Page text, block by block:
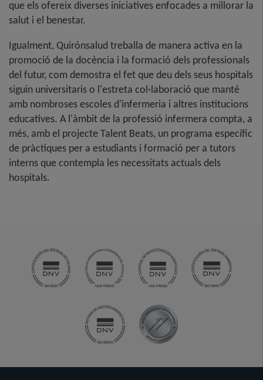
que els ofereix diverses iniciatives enfocades a millorar la
salut i el benestar.
Igualment, Quirónsalud treballa de manera activa en la
promoció de la docència i la formació dels professionals
del futur, com demostra el fet que deu dels seus hospitals
siguin universitaris o l'estreta col·laboració que manté
amb nombroses escoles d'infermeria i altres institucions
educatives. A l'àmbit de la professió infermera compta, a
més, amb el projecte Talent Beats, un programa específic
de pràctiques per a estudiants i formació per a tutors
interns que contempla les necessitats actuals dels
hospitals.